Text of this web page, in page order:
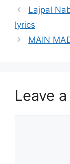
Lajpal
lyrics
MAIN
Leave